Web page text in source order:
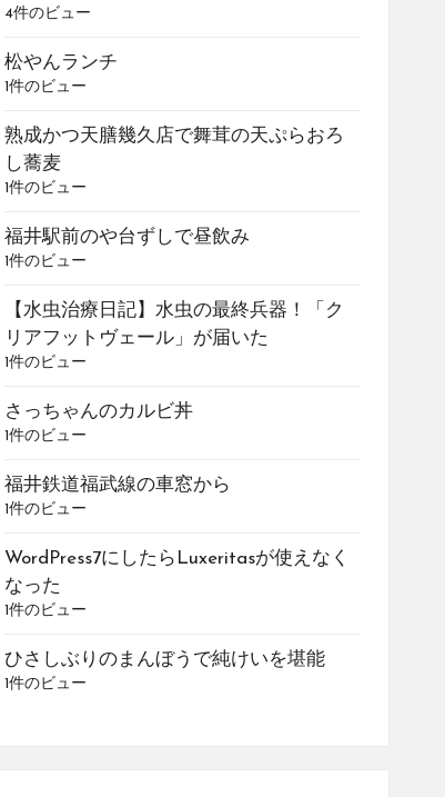
4件のビュー
松やんランチ
1件のビュー
熟成かつ天膳幾久店で舞茸の天ぷらおろ
し蕎麦
1件のビュー
福井駅前のや台ずしで昼飲み
1件のビュー
【水虫治療日記】水虫の最終兵器！「ク
リアフットヴェール」が届いた
1件のビュー
さっちゃんのカルビ丼
1件のビュー
福井鉄道福武線の車窓から
1件のビュー
WordPress7にしたらLuxeritasが使えなく
なった
1件のビュー
ひさしぶりのまんぼうで純けいを堪能
1件のビュー